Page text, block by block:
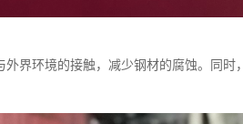
界环境的接触，减少钢材的腐蚀。同时，